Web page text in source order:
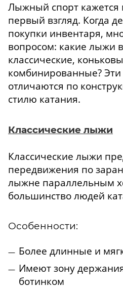
Лыжный спорт кажется
первый взгляд. Когда
покупки инвентаря,
вопросом: какие лыжи
классические,
комбинированные?
отличаются по
стилю катания.
Классические лыжи
Классические лыжи
передвижения по
лыжне параллельным
большинство людей
Особенности:
Более длинные и
Имеют зону
ботинком